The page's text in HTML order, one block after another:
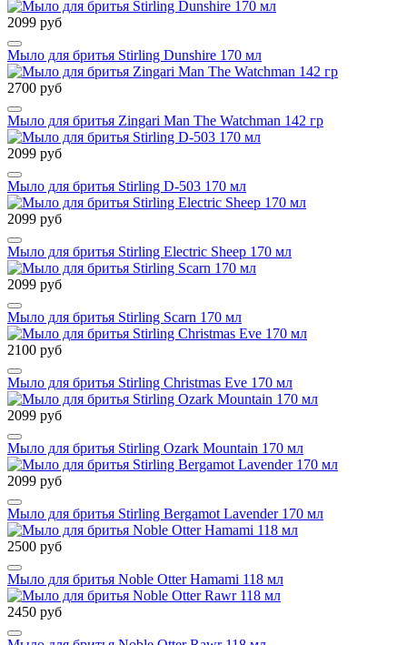
2099 руб
Мыло для бритья Stirling Dunshire 170 мл
2700 руб
Мыло для бритья Zingari Man The Watchman 142 гр
2099 руб
Мыло для бритья Stirling D-503 170 мл
2099 руб
Мыло для бритья Stirling Electric Sheep 170 мл
2099 руб
Мыло для бритья Stirling Scarn 170 мл
2100 руб
Мыло для бритья Stirling Christmas Eve 170 мл
2099 руб
Мыло для бритья Stirling Ozark Mountain 170 мл
2099 руб
Мыло для бритья Stirling Bergamot Lavender 170 мл
2500 руб
Мыло для бритья Noble Otter Hamami 118 мл
2450 руб